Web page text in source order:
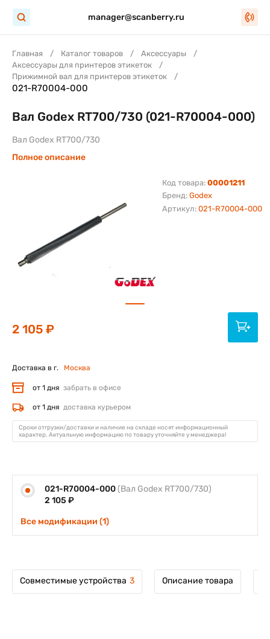
manager@scanberry.ru
Главная Каталог товаров
Аксессуары
Аксессуары для принтеров этикеток
Прижимной вал для принтеров этикеток
021-R70004-000
Бренд: Godex
Код товара: 00001211
Артикул: 021-R70004-000
Вал Godex RT700/730 (021-R70004-000)
Вал Godex RT700/730
Полное описание
021-R70004-000 (Вал Godex RT700/730)
2 105 ₽
Все модификации (1)
2 105 ₽
Доставка в г. Москва
от 1 дня забрать в офисе
от 1 дня доставка курьером
Сроки отгрузки/доставки и наличие на складе носят информационный
характер. Актуальную информацию по товару уточняйте у менеджера!
Совместимые устройства 3 Описание товара